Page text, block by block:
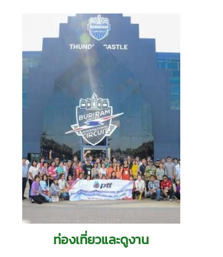
ท่องเที่ยวและดูงาน